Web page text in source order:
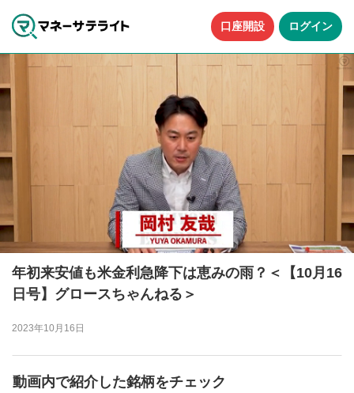
口座開設 ログイン
年初来安値も米金利急降下は恵みの雨？＜【10月16
日号】グロースちゃんねる＞
2023年10月16日
動画内で紹介した銘柄をチェック